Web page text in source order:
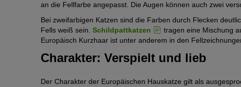
an die Fellfarbe angepasst. Die Augen können auch zwei
Bei zweifarbigen Katzen sind die Farben durch Flecken
Fells weiß sein. Schildpattkatzen
tragen eine Mischung
Europäisch Kurzhaar ist unter anderem in den
Charakter: Verspielt und lieb
Der Charakter der Europäischen Hauskatze gilt als